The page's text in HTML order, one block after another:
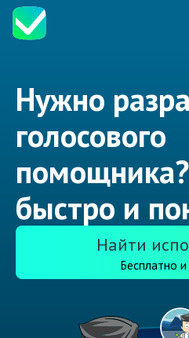
Нужно
голосового
быстро и
Найти
Бесплатно